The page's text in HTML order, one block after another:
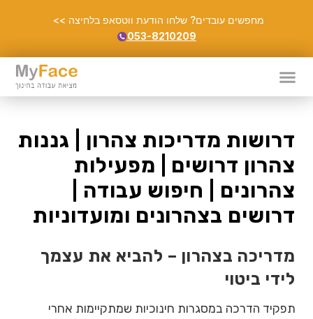
מחפשים עובדים? שלחו הודעת ווטסאפ בלחיצה >>
053-8210209
דרושות מדריכות צהרון | גננות
צהרון דרושים | מפעילות
צהרונים | חיפוש עבודה |
דרושים בצהרונים ומועדוניות
מדריכה בצהרון – להביא את עצמך
לידי ביטוי
תפקיד הדרכה במסגרות חינוכיות שמתקיימות אחרי